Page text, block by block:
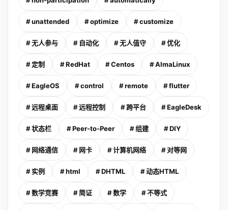
# unattended # optimize # customize
# 无人参与 # 自动化 # 无人值守 # 优化
# 定制 # RedHat # Centos # AlmaLinux
# EagleOS # control # remote # flutter
# 远程桌面 # 远程控制 # 跨平台 # EagleDesk
# 状态栏 # Peer-to-Peer # 组建 # DIY
# 网络通信 # 网卡 # 计算机网络 # 对等网
# 实例 # html # DHTML # 动态HTML
# 数学竞赛 # 简证 # 数学 # 不等式